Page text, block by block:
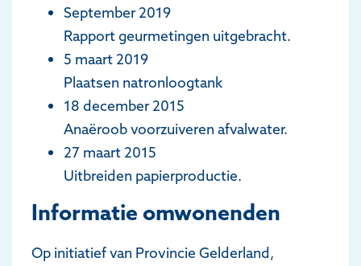
September 2019
Rapport geurmetingen uitgebracht.
5 maart 2019
Plaatsen natronloogtank
18 december 2015
Anaëroob voorzuiveren afvalwater.
27 maart 2015
Uitbreiden papierproductie.
Informatie omwonenden
Op initiatief van Provincie Gelderland,